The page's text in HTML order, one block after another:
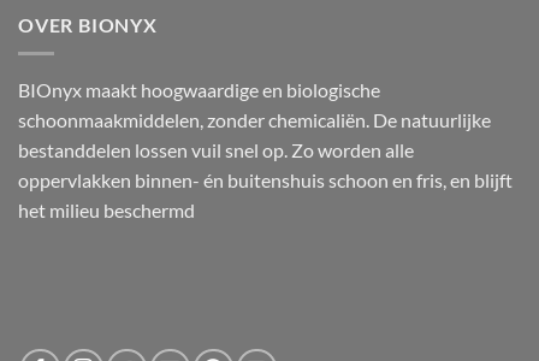
OVER BIONYX
BIOnyx maakt hoogwaardige en biologische
schoonmaakmiddelen, zonder chemicaliën. De natuurlijke
bestanddelen lossen vuil snel op. Zo worden alle
oppervlakken binnen- én buitenshuis schoon en fris, en blijft
het milieu beschermd